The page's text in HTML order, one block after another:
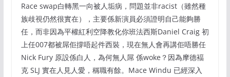
Race swap白轉黑一向被人垢病，問題並非racist（雖然種
族歧視仍然很實在），主要係新演員必須證明自己能夠勝
任，而非因為平權紅利空降教化你班法西斯Daniel Craig 初
上任007都被屌佢撐唔起件西裝，現在無人會再講佢唔勝任
Nick Fury 原設係白人，為何無人屌 係woke？因為摩德褔
克 SLJ 實在人見人愛，稱職有餘。Mace Windu 已經深入